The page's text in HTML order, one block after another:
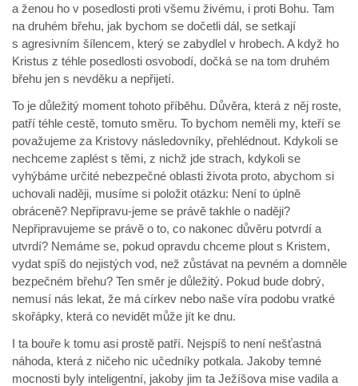
a ženou ho v posedlosti proti všemu živému, i proti Bohu. Tam
na druhém břehu, jak bychom se dočetli dál, se setkají
s agresivním šílencem, který se zabydlel v hrobech. A když ho
Kristus z téhle posedlosti osvobodí, dočká se na tom druhém
břehu jen s nevděku a nepřijetí.
To je důležitý moment tohoto příběhu. Důvěra, která z něj roste,
patří téhle cestě, tomuto směru. To bychom neměli my, kteří se
považujeme za Kristovy následovníky, přehlédnout. Kdykoli se
nechceme zaplést s těmi, z nichž jde strach, kdykoli se
vyhýbáme určité nebezpečné oblasti života proto, abychom si
uchovali naději, musíme si položit otázku: Není to úplně
obráceně? Nepřipravu-jeme se právě takhle o naději?
Nepřipravujeme se právě o to, co nakonec důvěru potvrdí a
utvrdí? Nemáme se, pokud opravdu chceme plout s Kristem,
vydat spíš do nejistých vod, než zůstávat na pevném a domněle
bezpečném břehu? Ten směr je důležitý. Pokud bude dobrý,
nemusí nás lekat, že má církev nebo naše víra podobu vratké
skořápky, která co nevidět může jít ke dnu.
I ta bouře k tomu asi prostě patří. Nejspíš to není nešťastná
náhoda, která z ničeho nic učedníky potkala. Jakoby temné
mocnosti byly inteligentní, jakoby jim ta Ježíšova mise vadila a